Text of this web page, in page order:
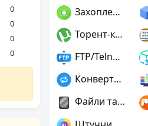
0
0
0
0
Захоплення відео
Торент-клієнти
FTP/Telnet/SSH
Конвертери
Файли та диски